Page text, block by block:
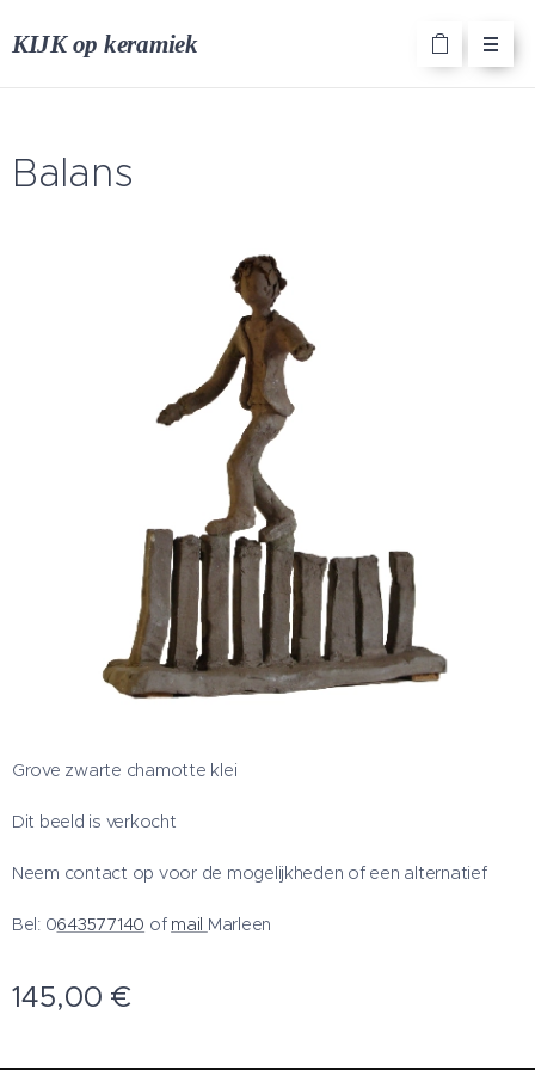
KIJK op keramiek
Balans
Grove zwarte chamotte klei
Dit beeld is verkocht
Neem contact op voor de mogelijkheden of een alternatief
Bel: 0643577140 of mail Marleen
145,00 €